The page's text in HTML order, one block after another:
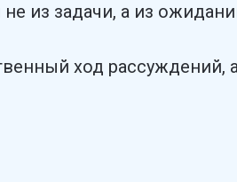
из задачи, а из
ход рассуждений,